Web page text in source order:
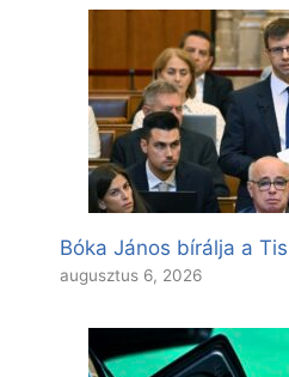
Bóka János bírálja a
augusztus 6, 2026